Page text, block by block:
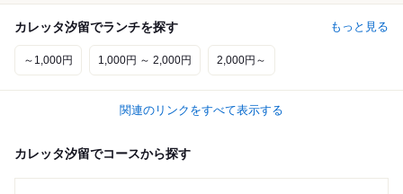
カレッタ汐留でランチを探す もっと見る
～1,000円 1,000円 ～ 2,000円 2,000円～
関連のリンクをすべて表示する
カレッタ汐留でコースから探す